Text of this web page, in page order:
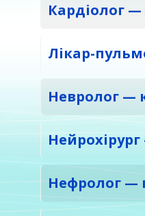
Кардіолог —
Лікар-
Невролог —
Нефролог —